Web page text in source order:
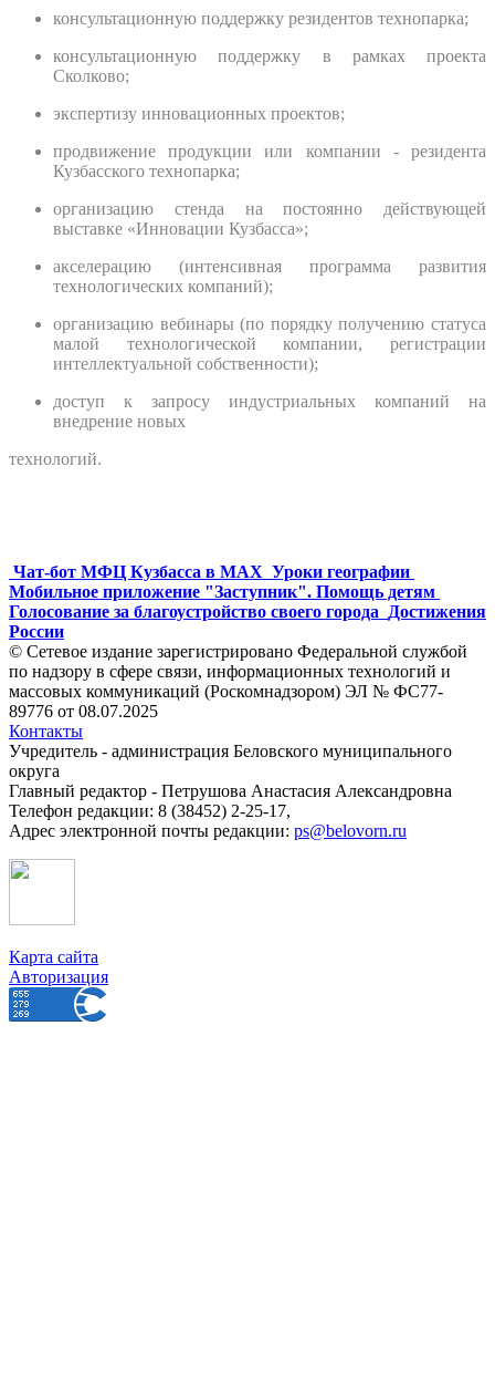
консультационную поддержку резидентов технопарка;
консультационную поддержку в рамках проекта
Сколково;
экспертизу инновационных проектов;
продвижение продукции или компании - резидента
Кузбасского технопарка;
организацию стенда на постоянно действующей
выставке «Инновации Кузбасса»;
акселерацию (интенсивная программа развития
технологических компаний);
организацию вебинары (по порядку получению статуса
малой технологической компании, регистрации
интеллектуальной собственности);
доступ к запросу индустриальных компаний на
внедрение новых
технологий.
Чат-бот МФЦ Кузбасса в MAX Уроки географии
Мобильное приложение "Заступник". Помощь детям
Голосование за благоустройство своего города
Достижения
России
© Сетевое издание зарегистрировано Федеральной службой
по надзору в сфере связи, информационных технологий и
массовых коммуникаций (Роскомнадзором) ЭЛ № ФС77-
89776 от 08.07.2025
Контакты
Учредитель - администрация Беловского муниципального
округа
Главный редактор - Петрушова Анастасия Александровна
Телефон редакции: 8 (38452) 2-25-17,
Адрес электронной почты редакции: ps@belovorn.ru
Карта сайта
Авторизация